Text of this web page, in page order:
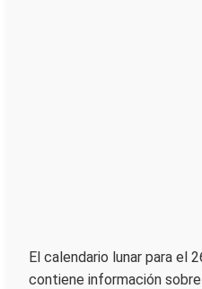
El calendario lunar para el
contiene información sobre